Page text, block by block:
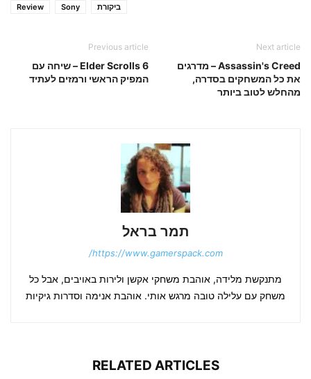
Review
Sony ביקורת
Previous article
Elder Scrolls 6 – שיחה עם
המפיק הראשי ורמזים לעתיד
Next article
Assassin's Creed – מדרגים
את כל המשחקים בסדרה,
מהחלש לטוב ביותר
תמר בראל
https://www.gamerspack.com/
מתנקשת מלידה, אוהבת משחקי אקשן ולירות באויבים, אבל כל
משחק עם עלילה טובה מרגש אותי. אוהבת אנימה וסדרות גיקיות
RELATED ARTICLES